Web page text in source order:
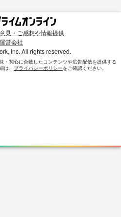
見・ご感想や情報提供
運営会社
Inc. All rights reserved.
・関⼼に合致したコンテンツや広告配信を提供する
、 プライバシーポリシーをご確認ください。